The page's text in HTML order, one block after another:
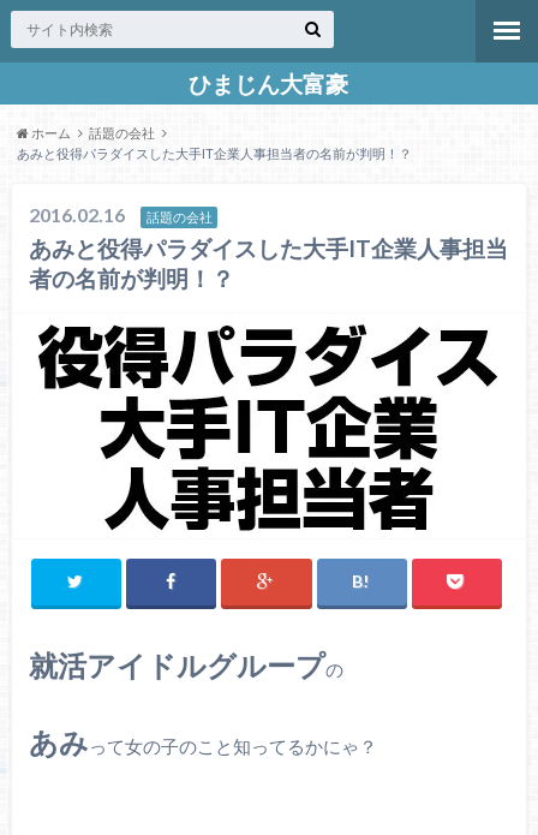
ひまじん大富豪
ホーム
話題の会社
あみと役得パラダイスした大手IT企業人事担当者の名前が判明！？
2016.02.16 話題の会社
あみと役得パラダイスした大手IT企業人事担当
者の名前が判明！？
就活アイドルグループの
あみって女の子のこと知ってるかにゃ？